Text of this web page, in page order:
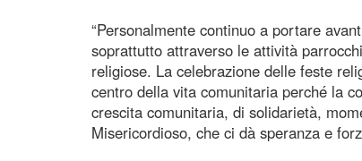
“Personalmente continuo a portare
soprattutto attraverso le attività
religiose. La celebrazione delle feste
centro della vita comunitaria perché la
crescita comunitaria, di solidarietà,
Misericordioso, che ci dà speranza e